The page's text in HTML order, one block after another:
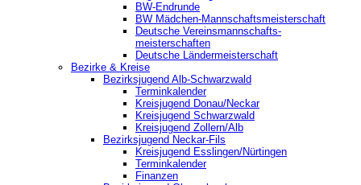
BW-Endrunde
BW Mädchen-Mannschaftsmeisterschaft
Deutsche Vereinsmannschafts-
meisterschaften
Deutsche Ländermeisterschaft
Bezirke & Kreise
Bezirksjugend Alb-Schwarzwald
Terminkalender
Kreisjugend Donau/Neckar
Kreisjugend Schwarzwald
Kreisjugend Zollern/Alb
Bezirksjugend Neckar-Fils
Kreisjugend ‎Esslingen/Nürtingen
Terminkalender
Finanzen